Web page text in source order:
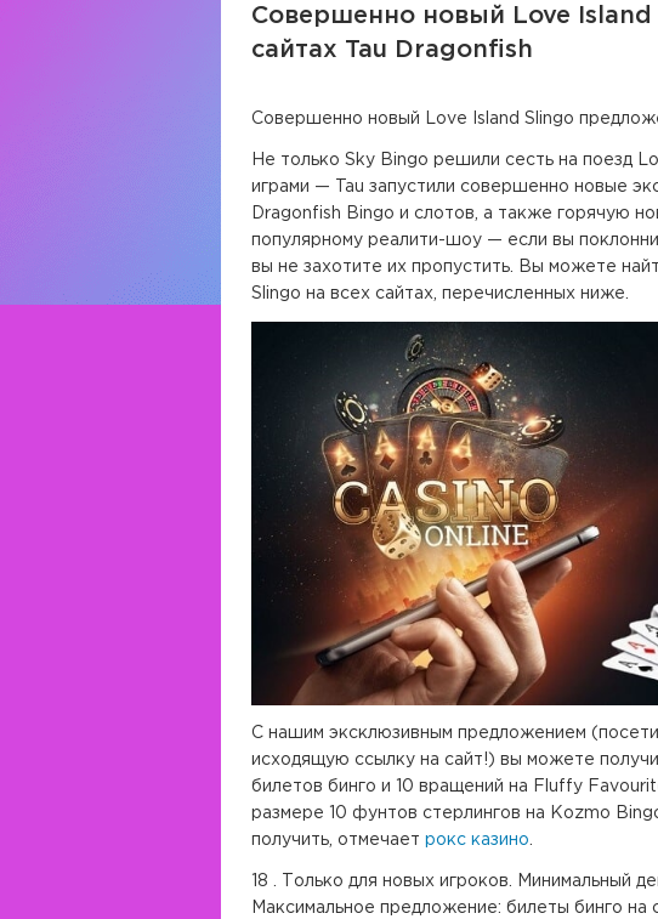
Совершенно новый Love
сайтах Tau Dragonfish
Совершенно новый Love Island Slingo
Не только Sky Bingo решили сесть на поезд
играми — Tau запустили совершенно новые
Dragonfish Bingo и слотов, а также горячую
популярному реалити-шоу — если вы
вы не захотите их пропустить. Вы можете
Slingo на всех сайтах, перечисленных ниже.
С нашим эксклюзивным предложением
исходящую ссылку на сайт!) вы можете
билетов бинго и 10 вращений на Fluffy
размере 10 фунтов стерлингов на Kozmo
получить, отмечает рокс казино
18 . Только для новых игроков. Минимальный
Максимальное предложение: билеты бинго